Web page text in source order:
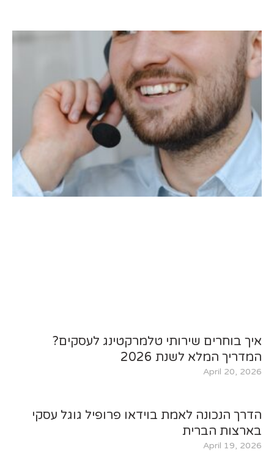
איך בוחרים שירותי טלמרקטינג לעסקים?
המדריך המלא לשנת 2026
April 20, 2026
הדרך הנכונה לאמת בוידאו פרופיל גוגל עסקי
בארצות הברית
April 19, 2026